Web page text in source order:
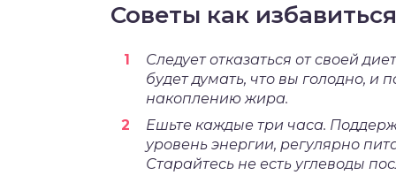
Советы как
Следует отказаться от своей
будет думать, что вы голодно, и
накоплению жира.
Ешьте каждые три часа.
уровень энергии, регулярно
Старайтесь не есть углеводы